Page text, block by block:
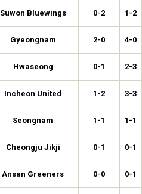
Suwon Bluewings 0-2 1-2
Gyeongnam 2-0 4-0
Hwaseong 0-1 2-3
Incheon United 1-2 3-3
Seongnam 1-1 1-1
Cheongju Jikji 0-1 0-1
Ansan Greeners 0-0 0-1